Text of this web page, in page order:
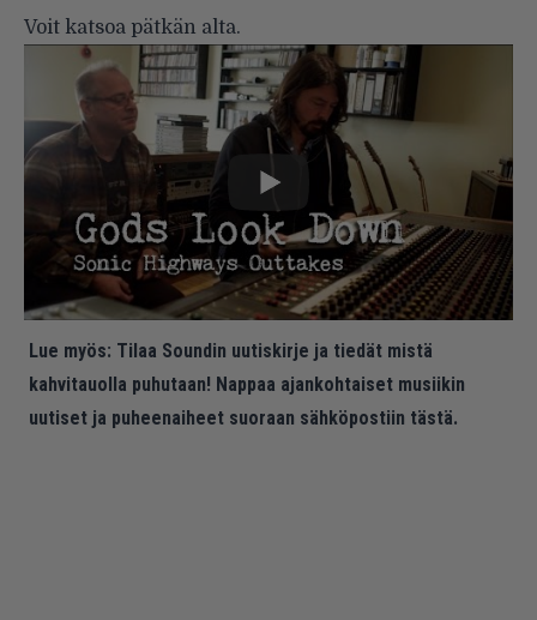
Voit katsoa pätkän alta.
Lue myös: Tilaa Soundin uutiskirje ja tiedät mistä
kahvitauolla puhutaan! Nappaa ajankohtaiset musiikin
uutiset ja puheenaiheet suoraan sähköpostiin tästä.